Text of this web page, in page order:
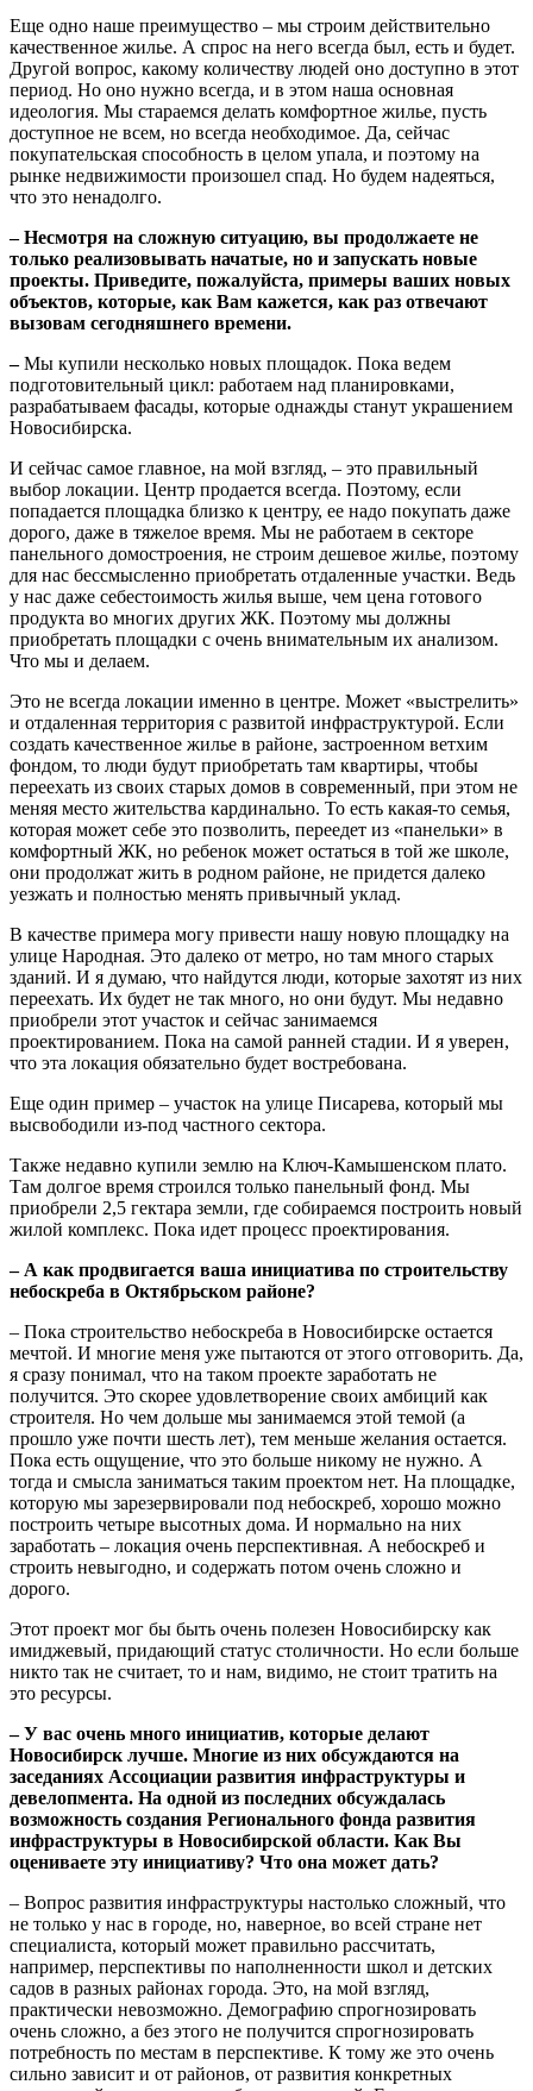
Еще одно наше преимущество – мы строим действительно
качественное жилье. А спрос на него всегда был, есть и будет.
Другой вопрос, какому количеству людей оно доступно в этот
период. Но оно нужно всегда, и в этом наша основная
идеология. Мы стараемся делать комфортное жилье, пусть
доступное не всем, но всегда необходимое. Да, сейчас
покупательская способность в целом упала, и поэтому на
рынке недвижимости произошел спад. Но будем надеяться,
что это ненадолго.
– Несмотря на сложную ситуацию, вы продолжаете не
только реализовывать начатые, но и запускать новые
проекты. Приведите, пожалуйста, примеры ваших новых
объектов, которые, как Вам кажется, как раз отвечают
вызовам сегодняшнего времени.
–Мы купили несколько новых площадок. Пока ведем
подготовительный цикл: работаем над планировками,
разрабатываем фасады, которые однажды станут украшением
Новосибирска.
И сейчас самое главное, на мой взгляд, – это правильный
выбор локации. Центр продается всегда. Поэтому, если
попадается площадка близко к центру, ее надо покупать даже
дорого, даже в тяжелое время. Мы не работаем в секторе
панельного домостроения, не строим дешевое жилье, поэтому
для нас бессмысленно приобретать отдаленные участки. Ведь
у нас даже себестоимость жилья выше, чем цена готового
продукта во многих других ЖК. Поэтому мы должны
приобретать площадки с очень внимательным их анализом.
Что мы и делаем.
Это не всегда локации именно в центре. Может «выстрелить»
и отдаленная территория с развитой инфраструктурой. Если
создать качественное жилье в районе, застроенном ветхим
фондом, то люди будут приобретать там квартиры, чтобы
переехать из своих старых домов в современный, при этом не
меняя место жительства кардинально. То есть какая-то семья,
которая может себе это позволить, переедет из «панельки» в
комфортный ЖК, но ребенок может остаться в той же школе,
они продолжат жить в родном районе, не придется далеко
уезжать и полностью менять привычный уклад.
В качестве примера могу привести нашу новую площадку на
улице Народная. Это далеко от метро, но там много старых
зданий. И я думаю, что найдутся люди, которые захотят из них
переехать. Их будет не так много, но они будут. Мы недавно
приобрели этот участок и сейчас занимаемся
проектированием. Пока на самой ранней стадии. И я уверен,
что эта локация обязательно будет востребована.
Еще один пример – участок на улице Писарева, который мы
высвободили из-под частного сектора.
Также недавно купили землю на Ключ-Камышенском плато.
Там долгое время строился только панельный фонд. Мы
приобрели 2,5 гектара земли, где собираемся построить новый
жилой комплекс. Пока идет процесс проектирования.
– А как продвигается ваша инициатива по строительству
небоскреба в Октябрьском районе?
– Пока строительство небоскреба в Новосибирске остается
мечтой. И многие меня уже пытаются от этого отговорить. Да,
я сразу понимал, что на таком проекте заработать не
получится. Это скорее удовлетворение своих амбиций как
строителя. Но чем дольше мы занимаемся этой темой (а
прошло уже почти шесть лет), тем меньше желания остается.
Пока есть ощущение, что это больше никому не нужно. А
тогда и смысла заниматься таким проектом нет. На площадке,
которую мы зарезервировали под небоскреб, хорошо можно
построить четыре высотных дома. И нормально на них
заработать – локация очень перспективная. А небоскреб и
строить невыгодно, и содержать потом очень сложно и
дорого.
Этот проект мог бы быть очень полезен Новосибирску как
имиджевый, придающий статус столичности. Но если больше
никто так не считает, то и нам, видимо, не стоит тратить на
это ресурсы.
– У вас очень много инициатив, которые делают
Новосибирск лучше. Многие из них обсуждаются на
заседаниях Ассоциации развития инфраструктуры и
девелопмента. На одной из последних обсуждалась
возможность создания Регионального фонда развития
инфраструктуры в Новосибирской области. Как Вы
оцениваете эту инициативу? Что она может дать?
– Вопрос развития инфраструктуры настолько сложный, что
не только у нас в городе, но, наверное, во всей стране нет
специалиста, который может правильно рассчитать,
например, перспективы по наполненности школ и детских
садов в разных районах города. Это, на мой взгляд,
практически невозможно. Демографию спрогнозировать
очень сложно, а без этого не получится спрогнозировать
потребность по местам в перспективе. К тому же это очень
сильно зависит и от районов, от развития конкретных